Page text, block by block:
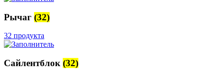
Рычаг (32)
32 продукта
Сайлентблок (32)